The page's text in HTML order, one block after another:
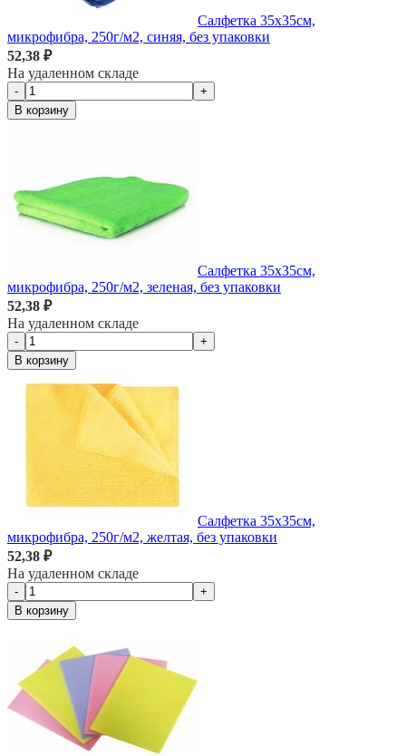
Салфетка 35х35см,
микрофибра, 250г/м2, синяя, без упаковки
52,38 ₽
На удаленном складе
-
+
В корзину
Салфетка 35х35см,
микрофибра, 250г/м2, зеленая, без упаковки
52,38 ₽
На удаленном складе
-
+
В корзину
Салфетка 35х35см,
микрофибра, 250г/м2, желтая, без упаковки
52,38 ₽
На удаленном складе
-
+
В корзину